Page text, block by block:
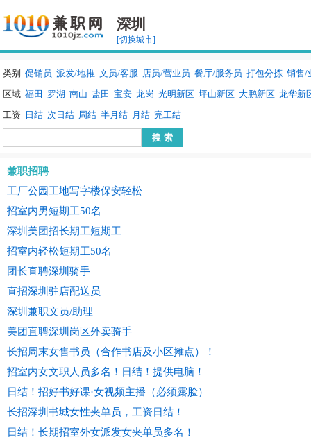
深圳
[切换城市]
类别 促销员 派发/地推 文员/客服 店员/营业员 餐厅/服务员 打包分拣 销售/
区域 福田 罗湖 南山 盐田 宝安 龙岗 光明新区 坪山新区 大鹏新区 龙华新
工资
日结 次日结 周结 半月结 月结 完工结
兼职招聘
工厂公园工地写字楼保安轻松
招室内男短期工50名
深圳美团招长期工短期工
招室内轻松短期工50名
团长直聘深圳骑手
直招深圳驻店配送员
深圳兼职文员/助理
美团直聘深圳岗区外卖骑手
长招周末女售书员（合作书店及小区摊点）！
招室内女文职人员多名！日结！提供电脑！
日结！招好书好课·女视频主播（必须露脸）
长招深圳书城女性夹单员，工资日结！
日结！长期招室外女派发女夹单员多名！